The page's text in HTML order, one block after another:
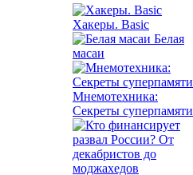
Хакеры. Basic
Белая
масаи
Мнемотехника:
Секреты суперпамяти